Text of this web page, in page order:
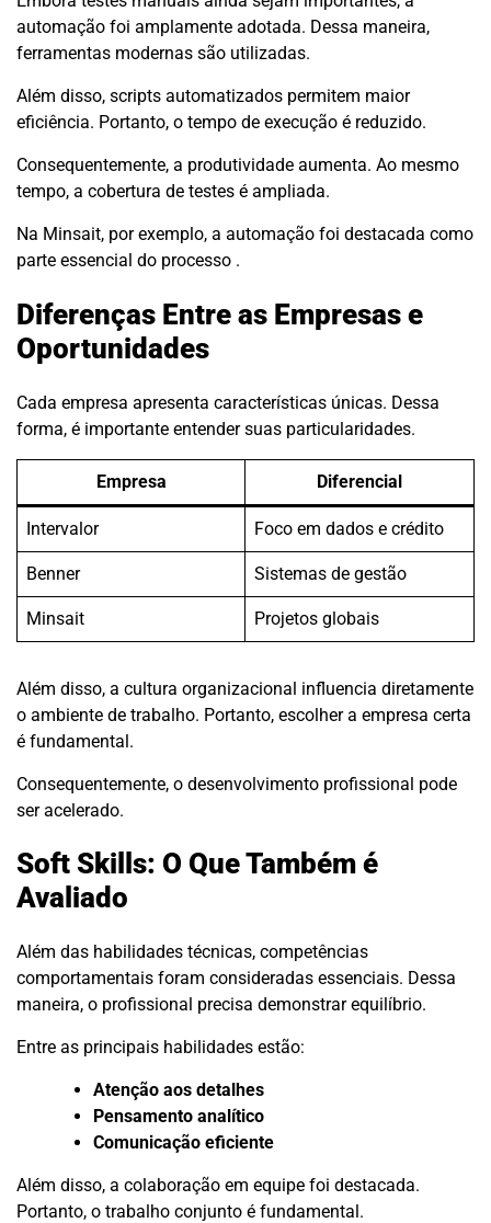
automação foi amplamente adotada. Dessa maneira,
ferramentas modernas são utilizadas.
Além disso, scripts automatizados permitem maior
eficiência. Portanto, o tempo de execução é reduzido.
Consequentemente, a produtividade aumenta. Ao mesmo
tempo, a cobertura de testes é ampliada.
Na Minsait, por exemplo, a automação foi destacada como
parte essencial do processo .
Diferenças Entre as Empresas e
Oportunidades
Cada empresa apresenta características únicas. Dessa
forma, é importante entender suas particularidades.
Empresa Diferencial
Intervalor Foco em dados e crédito
Benner Sistemas de gestão
Minsait Projetos globais
Além disso, a cultura organizacional influencia diretamente
o ambiente de trabalho. Portanto, escolher a empresa certa
é fundamental.
Consequentemente, o desenvolvimento profissional pode
ser acelerado.
Soft Skills: O Que Também é
Avaliado
Além das habilidades técnicas, competências
comportamentais foram consideradas essenciais. Dessa
maneira, o profissional precisa demonstrar equilíbrio.
Entre as principais habilidades estão:
Atenção aos detalhes
Pensamento analítico
Comunicação eficiente
Além disso, a colaboração em equipe foi destacada.
Portanto, o trabalho conjunto é fundamental.